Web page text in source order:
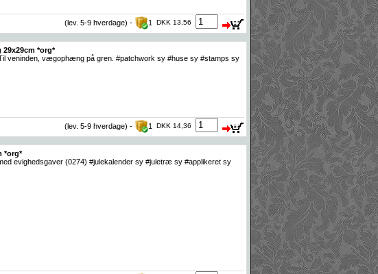
(lev. 5-9 hverdage) - 1 DKK 13,56
*org*
veninden, vægophæng på gren. #patchwork sy #huse sy #stamps sy
(lev. 5-9 hverdage) - 1 DKK 14,36
*org*
evighedsgaver (0274) #julekalender sy #juletræ sy #applikeret sy